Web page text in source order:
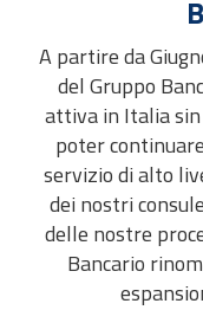
A partire da
del Gruppo
attiva in Italia
poter
servizio di alto
dei nostri
delle nostre
Bancario